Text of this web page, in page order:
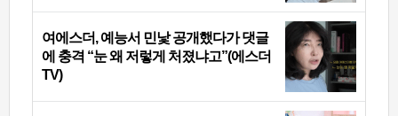
여에스더, 예능서 민낯 공개했다가 댓글
에 충격 “눈 왜 저렇게 처졌냐고”(에스더
TV)